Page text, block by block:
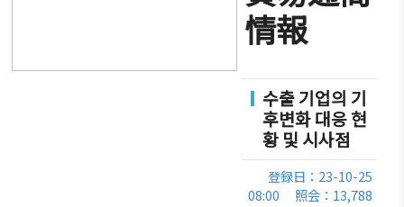
資
料
お知ら
せ・イ
ベント
貿易通
情報
수출 기업의 기
후변화 대응 현
황 및 시사점
登録日：23-10-25
08:00
照会：13,788